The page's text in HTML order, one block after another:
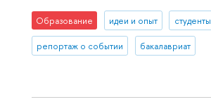
Образование идеи и опыт студенты
репортаж о событии бакалавриат